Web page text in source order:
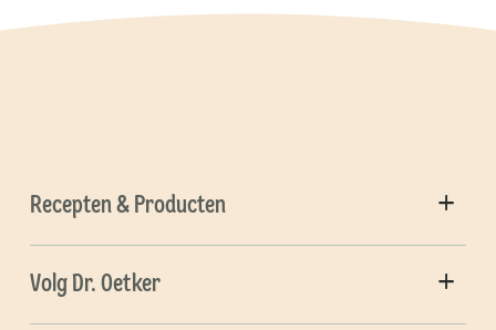
Recepten & Producten
Volg Dr. Oetker